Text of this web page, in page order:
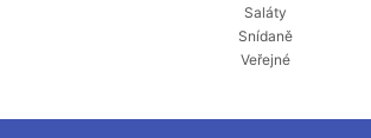
Saláty
Snídaně
Veřejné